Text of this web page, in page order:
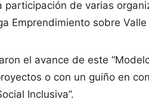
participación de varias
Emprendimiento sobre
el avance de este
o con un guiño en
Inclusiva”.